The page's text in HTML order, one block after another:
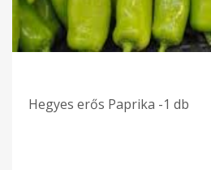
Hegyes erős Paprika -1 db